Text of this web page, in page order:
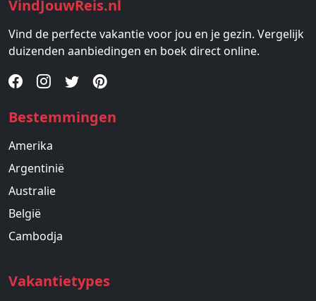
VindJouwReis.nl
Vind de perfecte vakantie voor jou en je gezin. Vergelijk
duizenden aanbiedingen en boek direct online.
Bestemmingen
Amerika
Argentinië
Australie
België
Cambodja
Vakantietypes